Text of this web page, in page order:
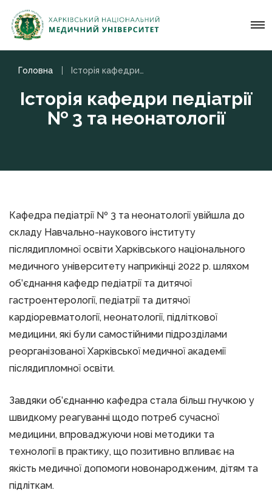
Головна
Історія кафедри педіатрії
№ 3 та неонатології
Кафедра педіатрії № 3 та неонатології увійшла до
складу Навчально-наукового інституту
післядипломної освіти Харківського національного
медичного університету наприкінці 2022 р. шляхом
об’єднання кафедр педіатрії та дитячої
гастроентерології, педіатрії та дитячої
кардіоревматології, неонатології, підліткової
медицини, які були самостійними підрозділами
реорганізованої Харківської медичної академії
післядипломної освіти.
Завдяки об’єднанню кафедра стала більш гнучкою у
швидкому реагуванні щодо потреб сучасної
медицини, впроваджуючи нові методики та
технології в практику, що позитивно впливає на
якість медичної допомоги новонародженим, дітям та
підліткам.